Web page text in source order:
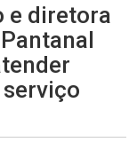
e diretora